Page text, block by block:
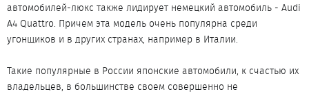
автомобилей-люкс также лидирует немецкий автомобиль - Audi
A4 Quattro. Причем эта модель очень популярна среди
угонщиков и в других странах, например в Италии.
Такие популярные в России японские автомобили, к счастью их
владельцев, в большинстве своем совершенно не